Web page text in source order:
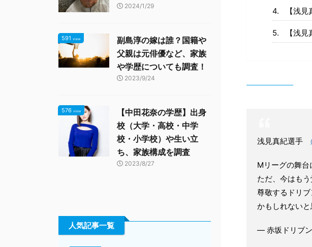
【浅
【浅
浅見真紀選手
Mリーグの舞台
ただ、今はもう
尊敬するドリ
かもしれない
— 赤坂ドリブ
2024/1/29
591 view
副島淳の嫁は誰？国籍や
父親は元俳優など、家族
や学歴についても調査！
2023/9/24
576 view
【中田花奈の学歴】出身
校（大学・高校・中学
校・小学校）や生い立
ち、家族構成を調査
2023/8/27
人気記事一覧